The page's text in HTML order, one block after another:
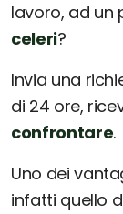
lavoro, ad un
celeri?
Invia una
di 24 ore,
confrontare.
Uno dei
infatti quello